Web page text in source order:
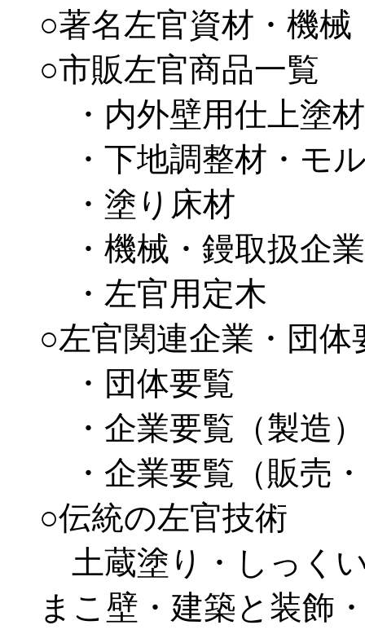
○著名左官資材・機
○市販左官商品一覧
・内外壁用仕上塗材
・下地調整材・モ
・塗り床材
・機械・鏝取扱企業
・左官用定木
○左官関連企業・団体
・団体要覧
・企業要覧（製造）
・企業要覧（販売
○伝統の左官技術
土蔵塗り・しっく
まこ壁・建築と装飾